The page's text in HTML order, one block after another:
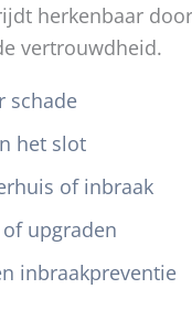
herkenbaar
vertrouwdheid.
schade
het slot
of inbraak
upgraden
inbraakpreventie